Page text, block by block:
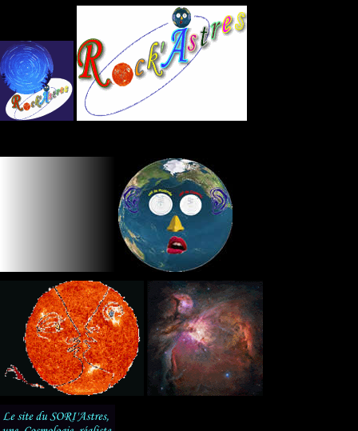
Panneau de gestion des cookies